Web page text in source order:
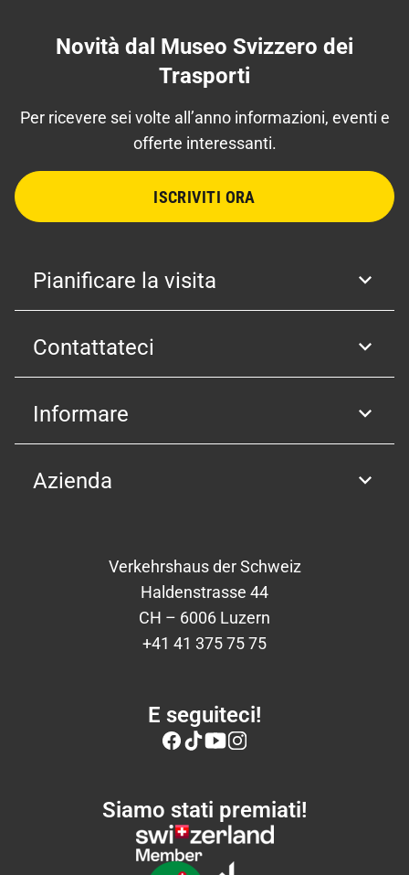
Novità dal Museo Svizzero dei
Trasporti
Per ricevere sei volte all’anno informazioni, eventi e
offerte interessanti.
ISCRIVITI ORA
Pianificare la visita
Contattateci
Informare
Azienda
Verkehrshaus der Schweiz
Haldenstrasse 44
CH – 6006 Luzern
+41 41 375 75 75
E seguiteci!
Siamo stati premiati!